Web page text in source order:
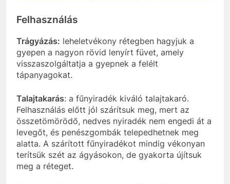
Felhasználás
Trágyázás: leheletvékony rétegben hagyjuk a
gyepen a nagyon rövid lenyírt füvet, amely
visszaszolgáltatja a gyepnek a felélt
tápanyagokat.
Talajtakarás: a fűnyiradék kiváló talajtakaró.
Felhasználás előtt jól szárítsuk meg, mert az
összetömörödő, nedves nyiradék nem engedi át a
levegőt, és penészgombák telepedhetnek meg
alatta. A szárított fűnyiradékot mindig vékonyan
terítsük szét az ágyásokon, de gyakorta újítsuk
meg a réteget.